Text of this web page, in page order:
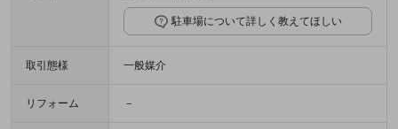
駐車場について詳しく教えてほしい
取引態様 一般媒介
リフォーム －